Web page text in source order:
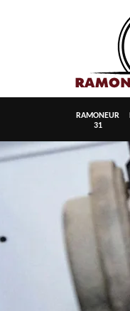
RAMONEUR
31